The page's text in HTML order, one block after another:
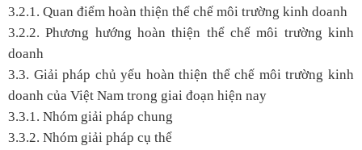
3.2.1. Quan điểm hoàn thiện thể chế môi trường kinh doanh
3.2.2. Phương hướng hoàn thiện thể chế môi trường kinh
doanh
3.3. Giải pháp chủ yếu hoàn thiện thể chế môi trường kinh
doanh của Việt Nam trong giai đoạn hiện nay
3.3.1. Nhóm giải pháp chung
3.3.2. Nhóm giải pháp cụ thể